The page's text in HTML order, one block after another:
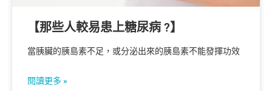
【那些人較易患上糖尿病 ?】
當胰臟的胰島素不足，或分泌出來的胰島素不能發揮功效
閱讀更多 »